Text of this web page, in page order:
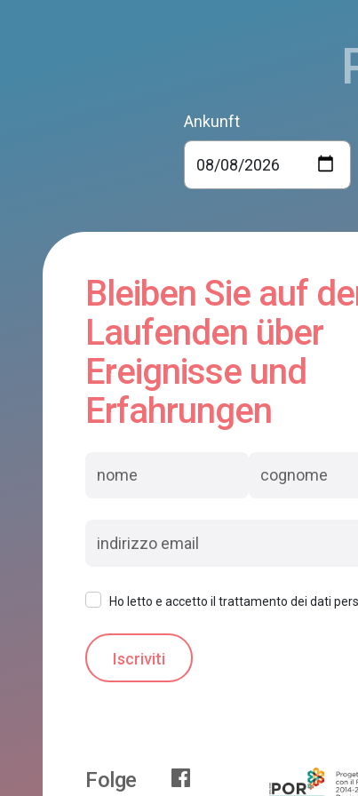
Ankunft
Bleiben Sie auf
Laufenden über
Ereignisse und
Erfahrungen
Ho letto e accetto il trattamento dei dati
Folge